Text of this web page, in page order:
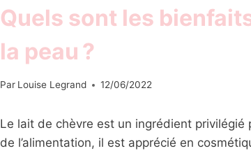
Quels sont les
la peau ?
Par Louise Legrand 12/06/2022
Le lait de chèvre est un ingrédient
de l’alimentation, il est apprécié en